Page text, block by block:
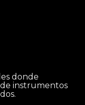
donde
instrumentos